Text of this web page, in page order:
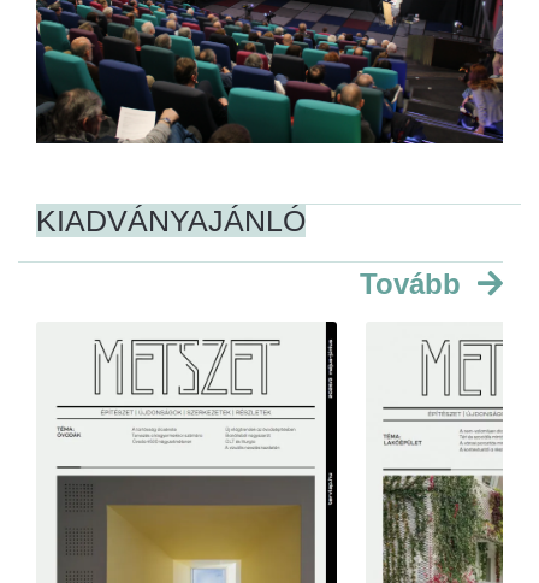
KIADVÁNYAJÁNLÓ
Tovább